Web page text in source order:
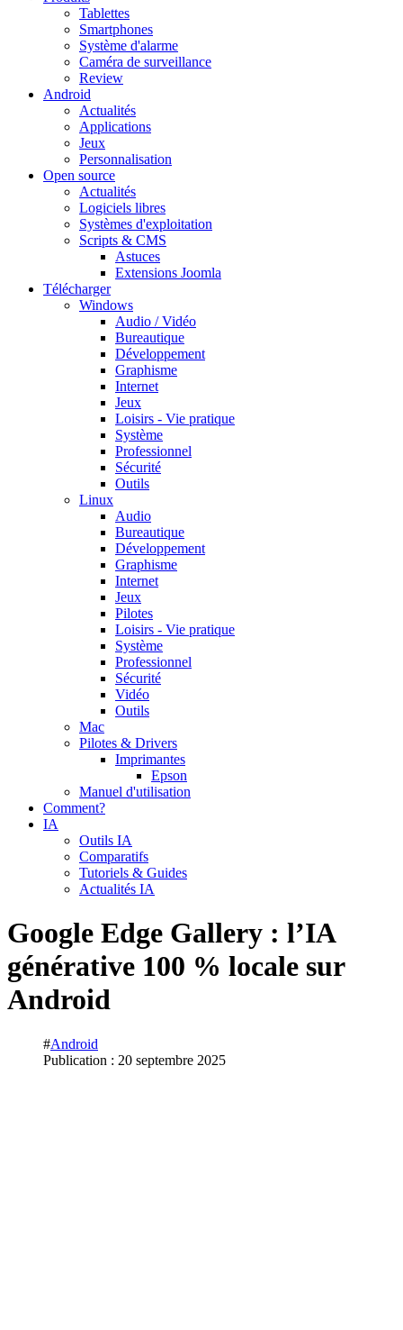
Tablettes
Smartphones
Système d'alarme
Caméra de surveillance
Review
Android
Actualités
Applications
Jeux
Personnalisation
Open source
Actualités
Logiciels libres
Systèmes d'exploitation
Scripts & CMS
Astuces
Extensions Joomla
Télécharger
Windows
Audio / Vidéo
Bureautique
Développement
Graphisme
Internet
Jeux
Loisirs - Vie pratique
Système
Professionnel
Sécurité
Outils
Linux
Audio
Bureautique
Développement
Graphisme
Internet
Jeux
Pilotes
Loisirs - Vie pratique
Système
Professionnel
Sécurité
Vidéo
Outils
Mac
Pilotes & Drivers
Imprimantes
Epson
Manuel d'utilisation
Comment?
IA
Outils IA
Comparatifs
Tutoriels & Guides
Actualités IA
Google Edge Gallery : l’IA
générative 100 % locale sur
Android
#Android
Publication : 20 septembre 2025